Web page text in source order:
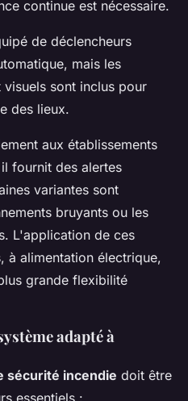
continue est nécessaire.
de déclencheurs
mais les
sont inclus pour
des lieux.
aux établissements
fournit des alertes
variantes sont
bruyants ou les
L'application de ces
à alimentation électrique,
grande flexibilité
adapté à
sécurité incendie doit être
essentiels :